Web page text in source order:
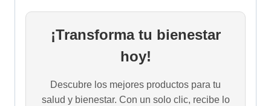
¡Transforma tu bienestar
hoy!
Descubre los mejores productos para tu
salud y bienestar. Con un solo clic, recibe lo